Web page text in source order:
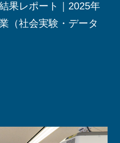
果レポート｜2025年
（社会実験・データ